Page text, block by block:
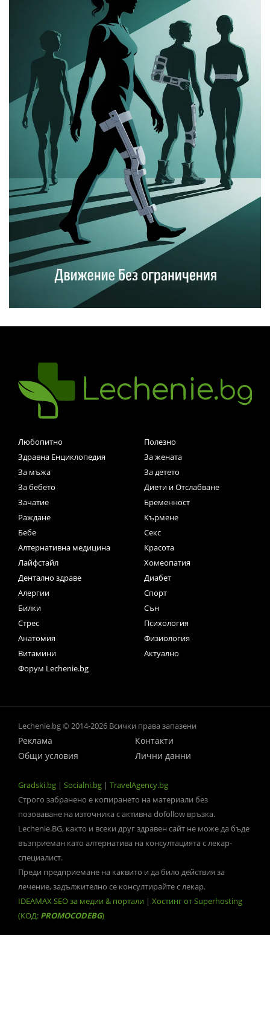
Любопитно
Полезно
Здравна Енциклопедия
За жената
За мъжа
За детето
За бебето
Диети и Отслабване
Зачатие
Бременност
Раждане
Кърмене
Бебе
Секс
Алтернативна медицина
Красота
Лайфстайл
Хомеопатия
Дентално здраве
Диабет
Алергии
Спорт
Билки
Сън
Стрес
Психология
Анатомия
Физиология
Витамини
Актуално
Форум Lechenie.bg
Lechenie.bg © 2014-2026 Всички права запазени
Реклама
Контакти
Общи условия
Лични данни
Gradski.bg | Socialni.bg | TravelAgency.bg
Строго забранено е копирането на материали без
позоваване на източника с активна dofollow връзка.
Lechenie.BG, както и всеки друг здравен сайт не може да бъде
възприеман като алтернатива на консултацията с лекар-
специалист.
Преди предприемане на каквито и да било действия за
лечение, задължително се консултирайте с лекар.
IDEAMAX SEO за медии & портали | Хостинг от Superhosting
(КОД: PROMOCODEBG)